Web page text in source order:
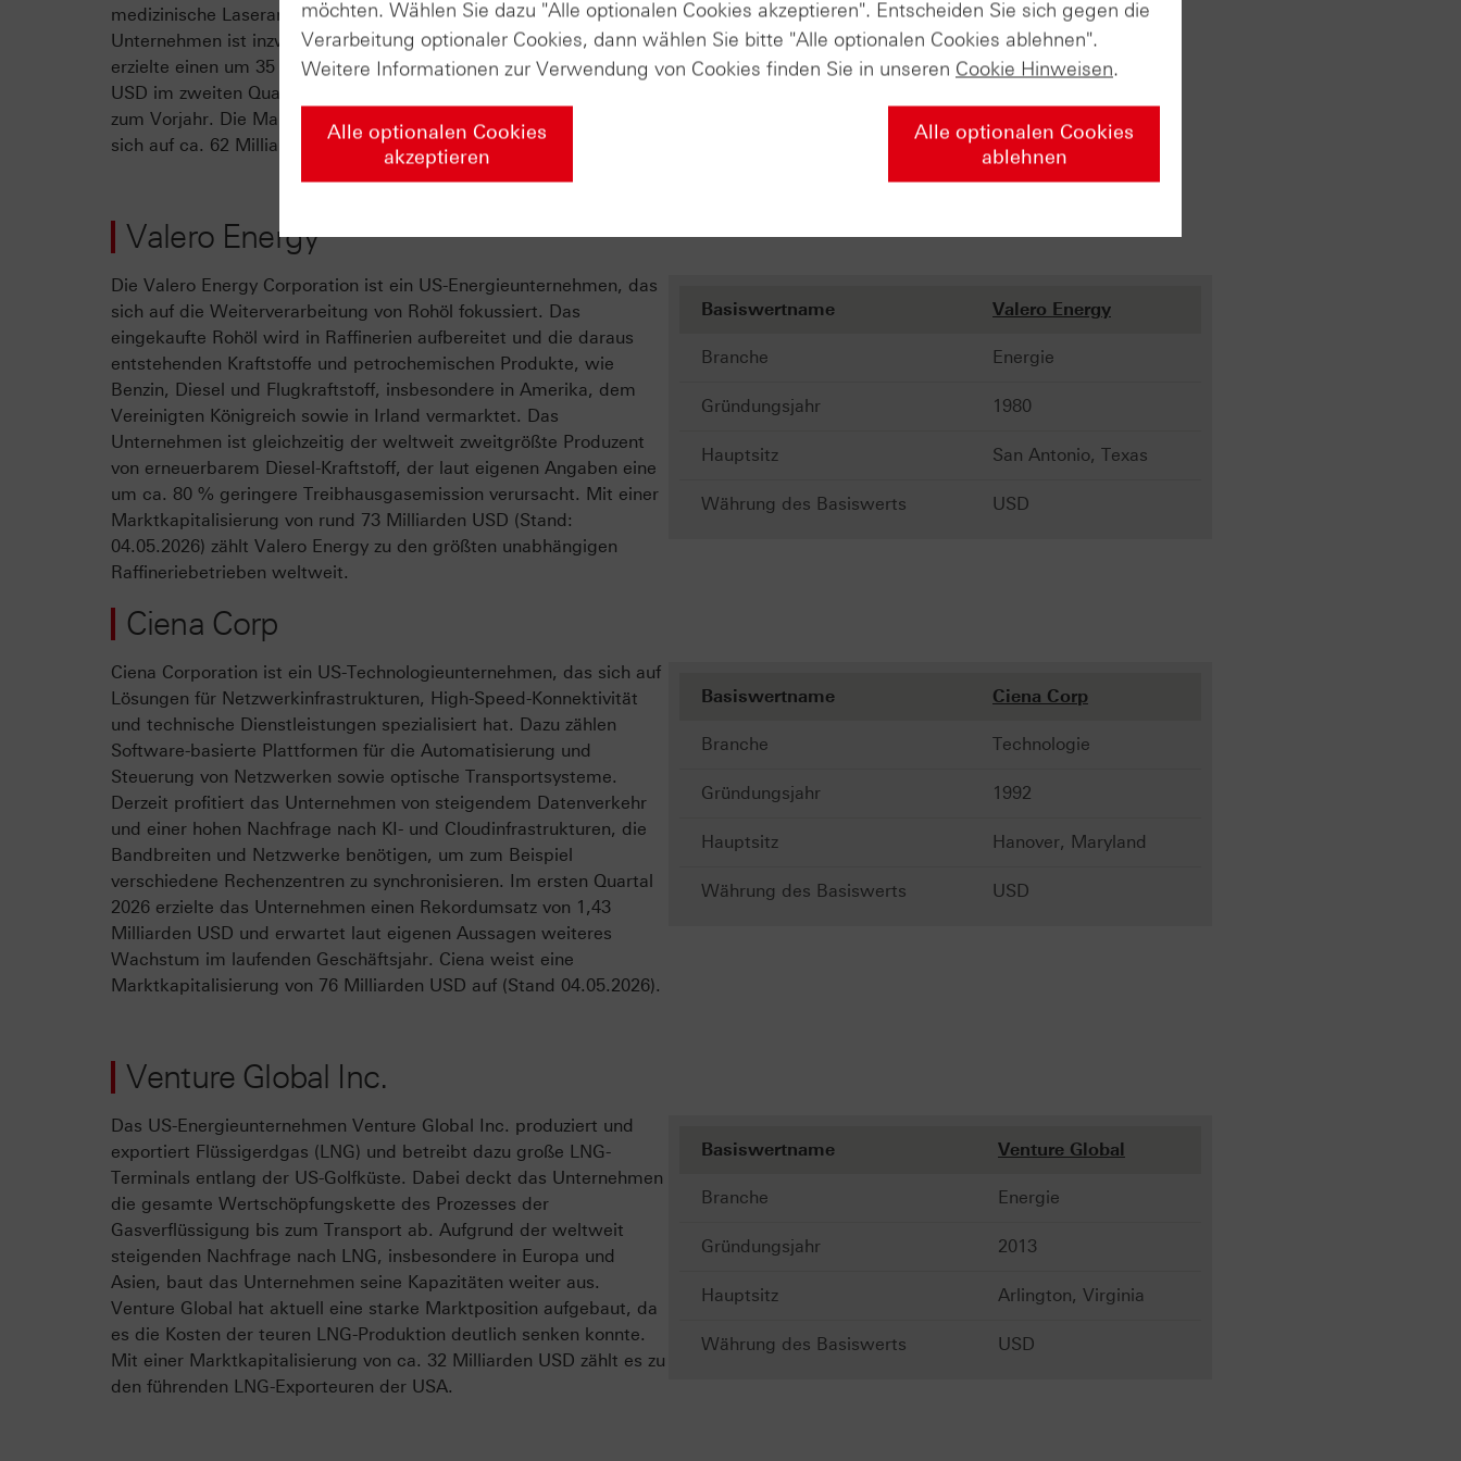
medizinische Laseranwendungen. Das US-amerikanische
Unternehmen ist inzwischen in über 20 Ländern tätig und
erzielte einen um 35 % höheren Gewinn pro Aktie von 1,29
USD im zweiten Quartal vom Fiskaljahr 2026 im Vergleich
zum Vorjahr. Die Marktkapitalisierung von Coherent beläuft
sich auf ca. 62 Milliarden USD (Stand 04.05.2026).
Valero Energy
Die Valero Energy Corporation ist ein US-Energieunternehmen, das
sich auf die Weiterverarbeitung von Rohöl fokussiert. Das
eingekaufte Rohöl wird in Raffinerien aufbereitet und die daraus
entstehenden Kraftstoffe und petrochemischen Produkte, wie
Benzin, Diesel und Flugkraftstoff, insbesondere in Amerika, dem
Vereinigten Königreich sowie in Irland vermarktet. Das
Unternehmen ist gleichzeitig der weltweit zweitgrößte Produzent
von erneuerbarem Diesel-Kraftstoff, der laut eigenen Angaben eine
um ca. 80 % geringere Treibhausgasemission verursacht. Mit einer
Marktkapitalisierung von rund 73 Milliarden USD (Stand:
04.05.2026) zählt Valero Energy zu den größten unabhängigen
Raffineriebetrieben weltweit.
Basiswertname Valero Energy
Branche Energie
Gründungsjahr 1980
Hauptsitz San Antonio, Texas
Währung des Basiswerts USD
Ciena Corp
Ciena Corporation ist ein US-Technologieunternehmen, das sich auf
Lösungen für Netzwerkinfrastrukturen, High-Speed-Konnektivität
und technische Dienstleistungen spezialisiert hat. Dazu zählen
Software-basierte Plattformen für die Automatisierung und
Steuerung von Netzwerken sowie optische Transportsysteme.
Derzeit profitiert das Unternehmen von steigendem Datenverkehr
und einer hohen Nachfrage nach KI- und Cloudinfrastrukturen, die
Bandbreiten und Netzwerke benötigen, um zum Beispiel
verschiedene Rechenzentren zu synchronisieren. Im ersten Quartal
2026 erzielte das Unternehmen einen Rekordumsatz von 1,43
Milliarden USD und erwartet laut eigenen Aussagen weiteres
Wachstum im laufenden Geschäftsjahr. Ciena weist eine
Marktkapitalisierung von 76 Milliarden USD auf (Stand 04.05.2026).
Basiswertname Ciena Corp
Branche Technologie
Gründungsjahr 1992
Hauptsitz Hanover, Maryland
Währung des Basiswerts USD
Venture Global Inc.
Das US-Energieunternehmen Venture Global Inc. produziert und
exportiert Flüssigerdgas (LNG) und betreibt dazu große LNG-
Terminals entlang der US-Golfküste. Dabei deckt das Unternehmen
die gesamte Wertschöpfungskette des Prozesses der
Gasverflüssigung bis zum Transport ab. Aufgrund der weltweit
steigenden Nachfrage nach LNG, insbesondere in Europa und
Asien, baut das Unternehmen seine Kapazitäten weiter aus.
Venture Global hat aktuell eine starke Marktposition aufgebaut, da
es die Kosten der teuren LNG-Produktion deutlich senken konnte.
Mit einer Marktkapitalisierung von ca. 32 Milliarden USD zählt es zu
den führenden LNG-Exporteuren der USA.
Basiswertname Venture Global
Branche Energie
Gründungsjahr 2013
Hauptsitz Arlington, Virginia
Währung des Basiswerts USD
möchten. Wählen Sie dazu "Alle optionalen Cookies akzeptieren". Entscheiden Sie sich gegen die
Verarbeitung optionaler Cookies, dann wählen Sie bitte "Alle optionalen Cookies ablehnen".
Weitere Informationen zur Verwendung von Cookies finden Sie in unseren Cookie Hinweisen.
Alle optionalen Cookies
akzeptieren
Alle optionalen Cookies
ablehnen